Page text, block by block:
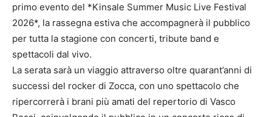
primo evento del *Kinsale Summer Music Live Festival
2026*, la rassegna estiva che accompagnerà il pubblico
per tutta la stagione con concerti, tribute band e
spettacoli dal vivo.
La serata sarà un viaggio attraverso oltre quarant’anni di
successi del rocker di Zocca, con uno spettacolo che
ripercorrerà i brani più amati del repertorio di Vasco